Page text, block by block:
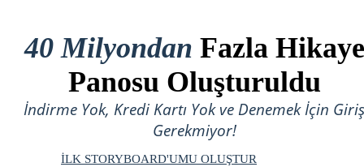
40 Milyondan Fazla Hikaye
Panosu Oluşturuldu
İndirme Yok, Kredi Kartı Yok ve Denemek İçin Giriş
Gerekmiyor!
İLK STORYBOARD'UMU OLUŞTUR